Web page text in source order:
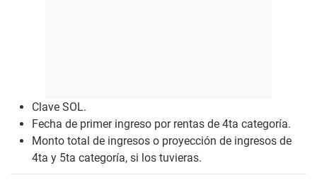
Clave SOL.
Fecha de primer ingreso por rentas de 4ta categoría.
Monto total de ingresos o proyección de ingresos de
4ta y 5ta categoría, si los tuvieras.